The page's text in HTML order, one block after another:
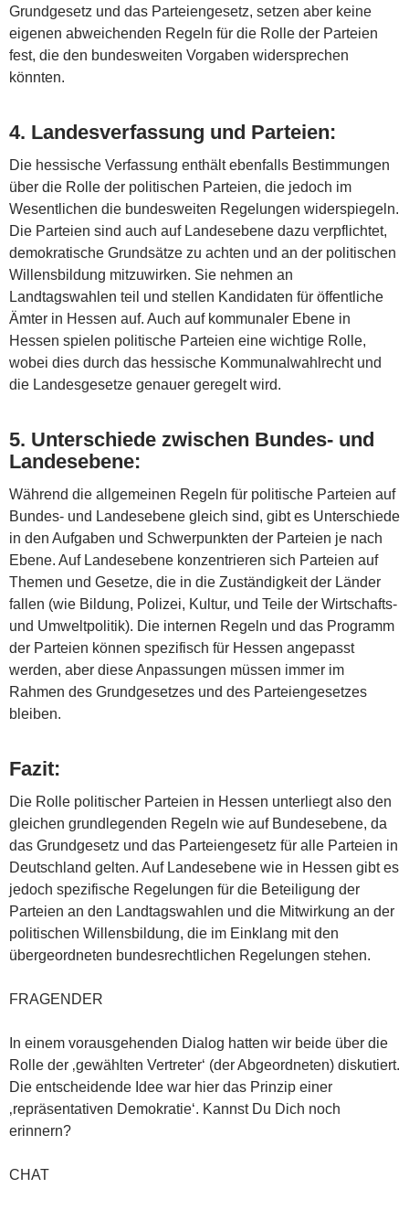
Grundgesetz und das Parteiengesetz, setzen aber keine
eigenen abweichenden Regeln für die Rolle der Parteien
fest, die den bundesweiten Vorgaben widersprechen
könnten.
4. Landesverfassung und Parteien:
Die hessische Verfassung enthält ebenfalls Bestimmungen
über die Rolle der politischen Parteien, die jedoch im
Wesentlichen die bundesweiten Regelungen widerspiegeln.
Die Parteien sind auch auf Landesebene dazu verpflichtet,
demokratische Grundsätze zu achten und an der politischen
Willensbildung mitzuwirken. Sie nehmen an
Landtagswahlen teil und stellen Kandidaten für öffentliche
Ämter in Hessen auf. Auch auf kommunaler Ebene in
Hessen spielen politische Parteien eine wichtige Rolle,
wobei dies durch das hessische Kommunalwahlrecht und
die Landesgesetze genauer geregelt wird.
5. Unterschiede zwischen Bundes- und
Landesebene:
Während die allgemeinen Regeln für politische Parteien auf
Bundes- und Landesebene gleich sind, gibt es Unterschiede
in den Aufgaben und Schwerpunkten der Parteien je nach
Ebene. Auf Landesebene konzentrieren sich Parteien auf
Themen und Gesetze, die in die Zuständigkeit der Länder
fallen (wie Bildung, Polizei, Kultur, und Teile der Wirtschafts-
und Umweltpolitik). Die internen Regeln und das Programm
der Parteien können spezifisch für Hessen angepasst
werden, aber diese Anpassungen müssen immer im
Rahmen des Grundgesetzes und des Parteiengesetzes
bleiben.
Fazit:
Die Rolle politischer Parteien in Hessen unterliegt also den
gleichen grundlegenden Regeln wie auf Bundesebene, da
das Grundgesetz und das Parteiengesetz für alle Parteien in
Deutschland gelten. Auf Landesebene wie in Hessen gibt es
jedoch spezifische Regelungen für die Beteiligung der
Parteien an den Landtagswahlen und die Mitwirkung an der
politischen Willensbildung, die im Einklang mit den
übergeordneten bundesrechtlichen Regelungen stehen.
FRAGENDER
In einem vorausgehenden Dialog hatten wir beide über die
Rolle der ‚gewählten Vertreter‘ (der Abgeordneten) diskutiert.
Die entscheidende Idee war hier das Prinzip einer
‚repräsentativen Demokratie‘. Kannst Du Dich noch
erinnern?
CHAT